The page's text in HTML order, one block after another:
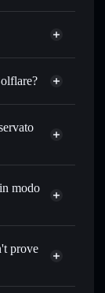
in
al prezzo
privacy
modo
it
prove
can't prove